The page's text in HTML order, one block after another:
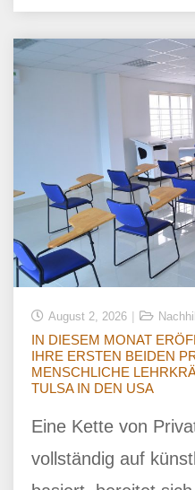
August 2, 2026
IN DIESEM MONAT
IHRE ERSTEN BEIDEN
MENSCHLICHE
TULSA IN DEN USA
Eine Kette von
vollständig auf